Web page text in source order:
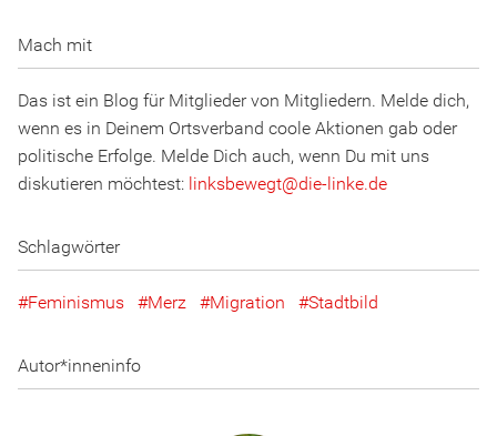
Mach mit
Das ist ein Blog für Mitglieder von Mitgliedern. Melde dich,
wenn es in Deinem Ortsverband coole Aktionen gab oder
politische Erfolge. Melde Dich auch, wenn Du mit uns
diskutieren möchtest: linksbewegt@die-l inke.de
Schlagwörter
Feminismus Merz Migration Stadtbild
Autor*inneninfo